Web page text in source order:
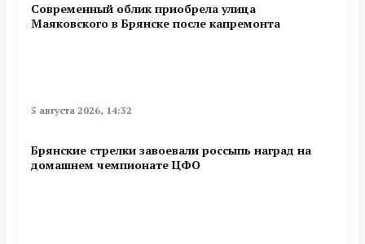
Современный облик приобрела улица
Маяковского в Брянске после капремонта
5 августа 2026, 14:32
Брянские стрелки завоевали россыпь наград на
домашнем чемпионате ЦФО